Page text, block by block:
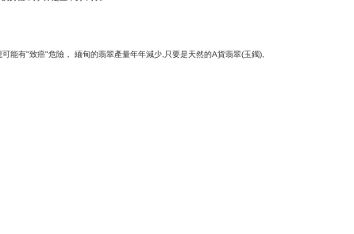
可能有"致癌"危險， 緬甸的翡翠產量年年減少 只要是天然的A貨翡翠(玉鐲),